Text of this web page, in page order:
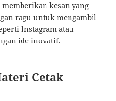
kesan yang
ragu untuk mengambil
Instagram atau
ide inovatif.
Cetak